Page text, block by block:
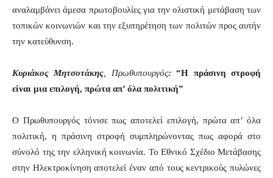
αναλαμβάνει άμεσα πρωτοβουλίες για την ολιστική μετάβαση των
τοπικών κοινωνιών και την εξυπηρέτηση των πολιτών προς αυτήν
την κατεύθυνση.
Κυριάκος Μητσοτάκης, Πρωθυπουργός: “Η πράσινη στροφή
είναι μια επιλογή, πρώτα απ’ όλα πολιτική”
Ο Πρωθυπουργός τόνισε πως αποτελεί επιλογή, πρώτα απ’ όλα
πολιτική, η πράσινη στροφή συμπληρώνοντας πως αφορά στο
σύνολό της την ελληνική κοινωνία. Το Εθνικό Σχέδιο Μετάβασης
στην Ηλεκτροκίνηση αποτελεί έναν από τους κεντρικούς πυλώνες